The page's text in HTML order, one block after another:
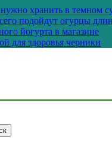
хранить в темном
подойдут огурцы
йогурта в магазине
для здоровья черники